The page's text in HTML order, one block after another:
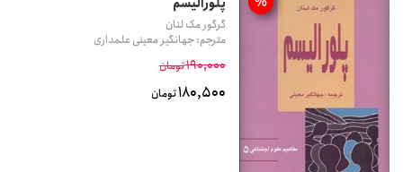
گرگور مک لنان
مترجم: جهانگیر معینی علمداری
190,000تومان
180,500تومان